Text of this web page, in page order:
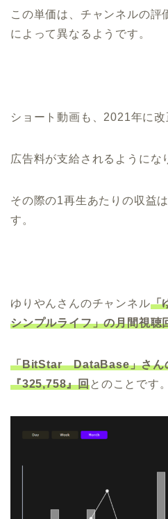
この単価は、チャンネルの評
によって異なるようです。
ショート動画も、2021年に改
広告料が支給されるようにな
その際の1再生あたりの収益
す。
ゆりやんさんのチャンネル「
シンプルライフ」の月間視聴
「BitStar DataBase」さん
『325,758』回とのことです。